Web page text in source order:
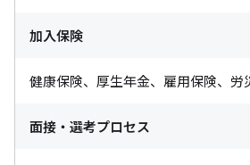
加入保険
健康保険、厚生年金、雇用保険、労
面接・選考プロセス